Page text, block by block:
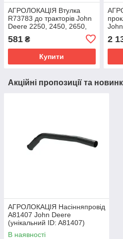
АГРОЛОКАЦІЯ Втулка
R73783 до тракторів John
Deere 2250, 2450, 2650,
4040, 4240, 4440, 6140R,
6150R, 6175M,
581 ₴
Купити
2
Акційні пропозиції та
АГРОЛОКАЦІЯ Насінняпровід
A81407 John Deere
(унікальний ID: A81407)
В наявності